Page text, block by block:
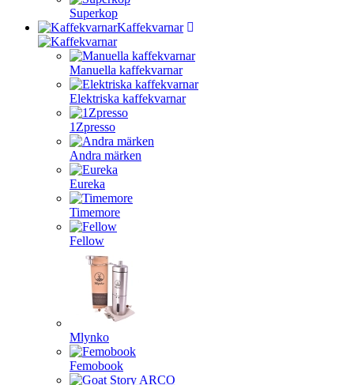
Superkop
Kaffekvarnar
Manuella kaffekvarnar
Elektriska kaffekvarnar
1Zpresso
Andra märken
Eureka
Timemore
Fellow
Mlynko
Femobook